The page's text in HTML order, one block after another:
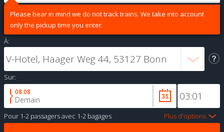
Please bear in mind we do not track trains. We take into account
only the pickup time you enter.
À:
Sur:
08.08
Demain
Pour 1-2 passagersavec 1-2 bagages Plus d'options